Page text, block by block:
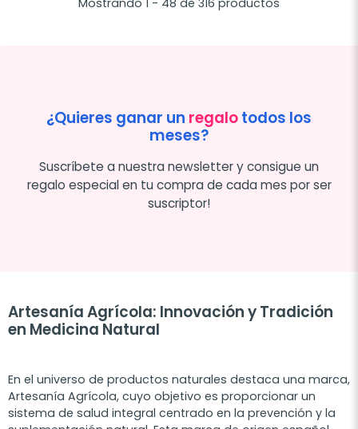
Mostrando 1 - 48 de 316 productos
¿Quieres ganar un regalotodos los
meses?
Suscríbete a nuestra newsletter y consigue un
regalo especial en tu compra de cada mes por ser
suscriptor!
Artesanía Agrícola: Innovación y Tradición
en Medicina Natural
En el universo de productos naturales destaca una marca,
Artesanía Agrícola, cuyo objetivo es proporcionar un
sistema de salud integral centrado en la prevención y la